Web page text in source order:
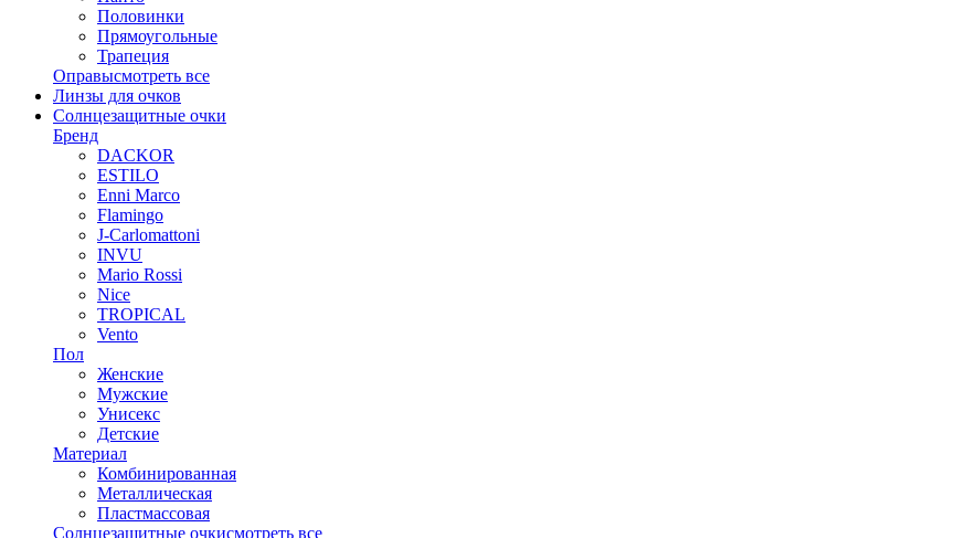
Половинки
Прямоугольные
Трапеция
Оправысмотреть все
Линзы для очков
Солнцезащитные очки
Бренд
DACKOR
ESTILO
Enni Marco
Flamingo
J-Carlomattoni
INVU
Mario Rossi
Nice
TROPICAL
Vento
Пол
Женские
Мужские
Унисекс
Детские
Материал
Комбинированная
Металлическая
Пластмассовая
Солнцезащитные очкисмотреть все